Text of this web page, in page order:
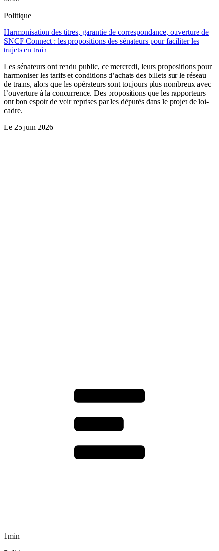
Politique
Harmonisation des titres, garantie de correspondance, ouverture de
SNCF Connect : les propositions des sénateurs pour faciliter les
trajets en train
Les sénateurs ont rendu public, ce mercredi, leurs propositions pour
harmoniser les tarifs et conditions d’achats des billets sur le réseau
de trains, alors que les opérateurs sont toujours plus nombreux avec
l’ouverture à la concurrence. Des propositions que les rapporteurs
ont bon espoir de voir reprises par les députés dans le projet de loi-
cadre.
Le 25 juin 2026
1min